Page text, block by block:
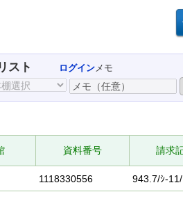
スト ログインメモ
資料番号 請求
1118330556 943.7/ｼ-11/